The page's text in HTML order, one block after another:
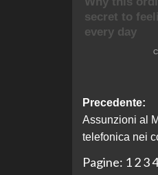
articolo
Precedente:
Assunzioni al
telefonica nei
Pagine: 1 2 34